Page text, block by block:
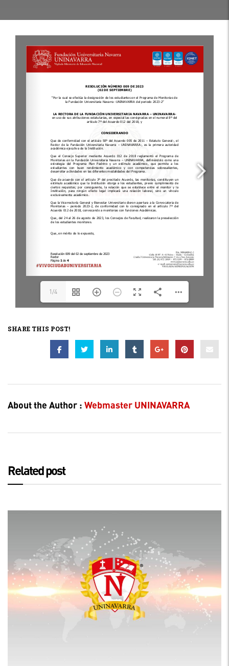
1/4
SHARE THIS POST!
About the Author : Webmaster UNINAVARRA
Related post